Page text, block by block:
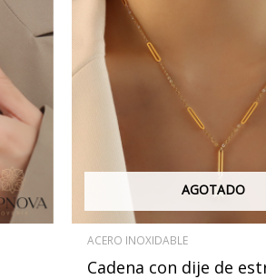
AGOTADO
ACERO INOXIDABLE
Cadena con dije de